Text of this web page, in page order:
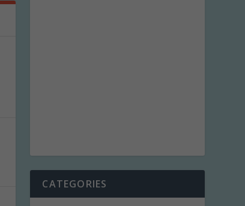
CATEGORIES